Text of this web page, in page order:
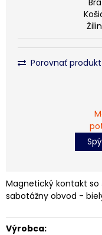
Porovnať produkt
Magnetický kontakt
sabotážny obvod -
Výrobca: